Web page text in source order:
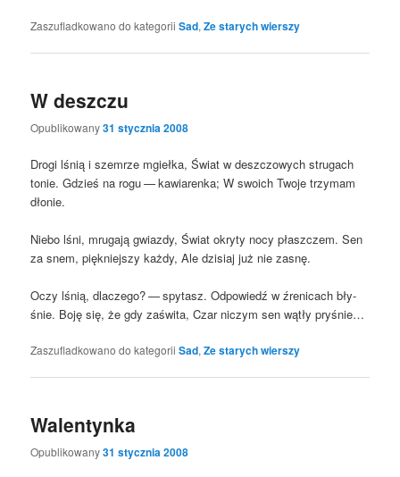
Zaszufladkowano do kategorii Sad,Ze starych wierszy
W deszczu
Opublikowany31 stycznia 2008
Dro­gi lśnią i szem­rze mgieł­ka, Świat w desz­czo­wych stru­gach
tonie. Gdzieś na rogu — kawia­ren­ka; W swo­ich Two­je trzy­mam
dłonie.
Nie­bo lśni, mru­ga­ją gwiaz­dy, Świat okry­ty nocy płasz­czem. Sen
za snem, pięk­niej­szy każ­dy, Ale dzi­siaj już nie zasnę.
Oczy lśnią, dla­cze­go? — spy­tasz. Odpo­wiedź w źre­ni­cach bły­
śnie. Boję się, że gdy zaświ­ta, Czar niczym sen wątły pryśnie…
Zaszufladkowano do kategorii Sad,Ze starych wierszy
Walentynka
Opublikowany31 stycznia 2008